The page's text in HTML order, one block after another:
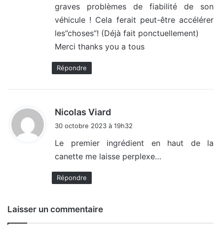
graves problèmes de fiabilité de son
véhicule ! Cela ferait peut-être accélérer
les”choses”! (Déjà fait ponctuellement)
Merci thanks you a tous
Répondre
Nicolas Viard
:
30 octobre 2023 à 19h32
Le premier ingrédient en haut de la
canette me laisse perplexe…
Répondre
Laisser un commentaire